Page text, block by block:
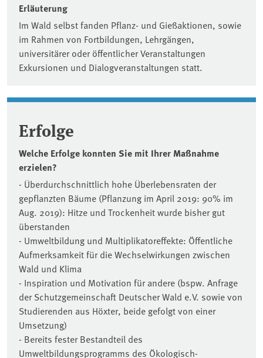
Erläuterung
Im Wald selbst fanden Pflanz- und Gießaktionen, sowie
im Rahmen von Fortbildungen, Lehrgängen,
universitärer oder öffentlicher Veranstaltungen
Exkursionen und Dialogveranstaltungen statt.
Erfolge
Welche Erfolge konnten Sie mit Ihrer Maßnahme
erzielen?
- Überdurchschnittlich hohe Überlebensraten der
gepflanzten Bäume (Pflanzung im April 2019: 90% im
Aug. 2019): Hitze und Trockenheit wurde bisher gut
überstanden
- Umweltbildung und Multiplikatoreffekte: Öffentliche
Aufmerksamkeit für die Wechselwirkungen zwischen
Wald und Klima
- Inspiration und Motivation für andere (bspw. Anfrage
der Schutzgemeinschaft Deutscher Wald e.V. sowie von
Studierenden aus Höxter, beide gefolgt von einer
Umsetzung)
- Bereits fester Bestandteil des
Umweltbildungsprogramms des Ökologisch-